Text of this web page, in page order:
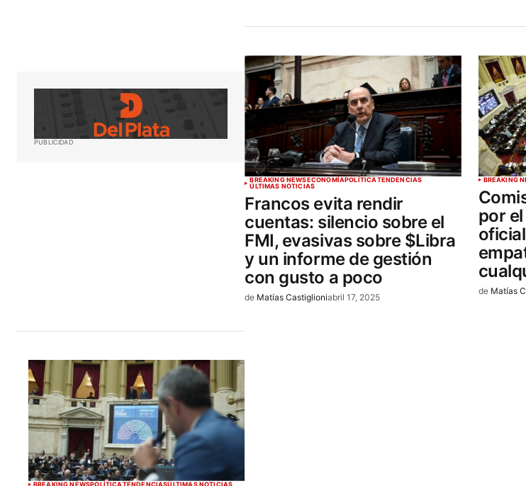
PUBLICIDAD
BREAKING NEWSECONOMÍAPOLÍTICATENDENCIAS
ÚLTIMAS NOTICIAS
Francos evita rendir
cuentas: silencio sobre el
FMI, evasivas sobre $Libra
y un informe de gestión
con gusto a poco
de Matías Castiglioniabril 17, 2025
BREAKING
por
de Matías
BREAKING NEWSPOLÍTICATENDENCIASÚLTIMAS NOTICIAS